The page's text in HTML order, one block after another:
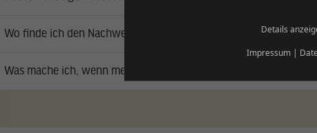
Wo finde ich den Nachweis über eine gültige
Was mache ich, wenn mein Pferd keine gültige
Details
Impressum|